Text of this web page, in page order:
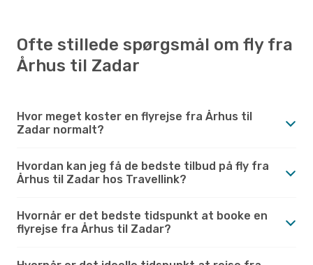
Ofte stillede spørgsmål om fly fra
Århus til Zadar
Hvor meget koster en flyrejse fra Århus til
Zadar normalt?
Hvordan kan jeg få de bedste tilbud på fly fra
Århus til Zadar hos Travellink?
Hvornår er det bedste tidspunkt at booke en
flyrejse fra Århus til Zadar?